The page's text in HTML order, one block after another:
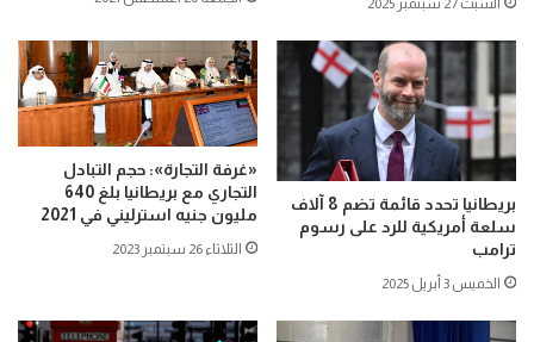
السبت 27 سبتمبر 2025
بريطانيا تحدد قائمة تضم 8 آلاف
سلعة أمريكية للرد على رسوم
ترامب
الخميس 3 أبريل 2025
«غرفة التجارة»: حجم التبادل
التجاري مع بريطانيا بلغ 640
مليون جنيه استرليني في 2021
الثلاثاء 26 سبتمبر 2023